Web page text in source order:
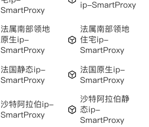
SmartProxy
ip-SmartProxy
法属南部领地
原生ip-
SmartProxy
法属南部领地
住宅ip-
SmartProxy
法国静态ip-
SmartProxy
法国原生ip-
SmartProxy
沙特阿拉伯ip-
SmartProxy
沙特阿拉伯静
态ip-
SmartProxy